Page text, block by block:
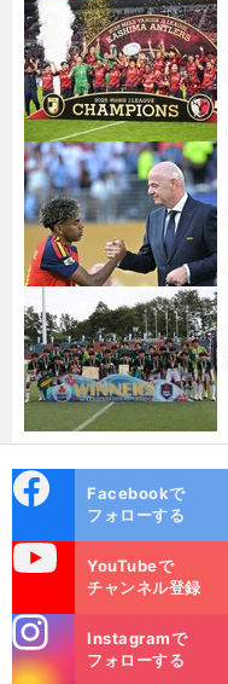
ok
Facebookで
フォローする
YouTubeで
チャンネル登録
m
Instagramで
フォローする